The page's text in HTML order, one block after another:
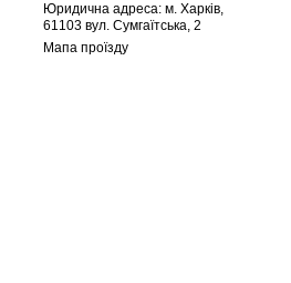
Юридична адреса: м. Харків,
61103 вул. Сумгаїтська, 2
Мапа проїзду